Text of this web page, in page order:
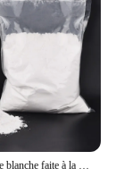
Poudre de gypse blanche faite à la main pour l'artisanat, modèle de moule de sculpture, matériau de moulage irrigation, bijoux de bricolage, 1kg, feclb